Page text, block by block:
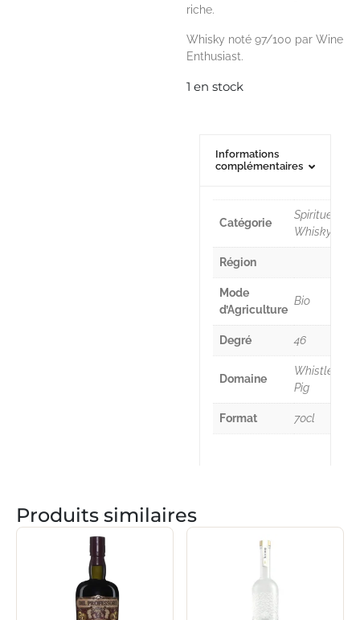
riche.
Whisky noté 97/100 par Wine
Enthusiast.
1 en stock
Informations
complémentaires
Catégorie
Spiritueux,
Whisky
Région
Mode
d’Agriculture
Bio
Degré 46
Domaine
Whistle
Pig
Format 70cl
Produits similaires